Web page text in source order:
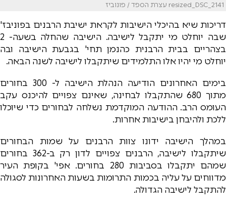
resized_DSC_2141 עצרת הספד / פונוביז
דריכות שיא בהיכלי הישיבות לקראת ישיבת הרבנים בפוניבז'
שבה יוחלט מי יתקבל לישיבה. הישיבה שהחלה בשעה- 2
בצהריים בבית הרבנית כהנמן תחי' בגבעת הישיבה ובה
יוחלט מי יהיו אלו התלמידים שיתקבלו לישיבה לשנה הבאה.
בימים האחרונים הודיעה הנהלת הישיבה ל- 300 בחורים
מתוך 680 שהתקבלו לבחינה, שאינם צפויים להיכנס עקב
העומס הרב. ההודעה המוקדמת נשלחה לבחורים כדי שיוכלו
ללכת ולהיבחן בישיבות אחרות.
במהלך הישיבה ידונו צוות הרבנים על שמות הבחורים
שיתקבלו לישיבה, הרבנים צפויים לדון רק ב-362 בחורים
שמהם יתקבלו בסביבות 280 בחורים. אפי' בקופת העיר
מדווחים על עליה בכמות התרומות בשעות האחרונות לסגולה
להתקבל לישיבה הגדולה.